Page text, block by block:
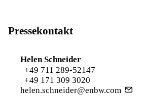
Pressekontakt
Helen Schneider
+49 711 289-52147
+49 171 309 3020
helen.schneider@enbw.com